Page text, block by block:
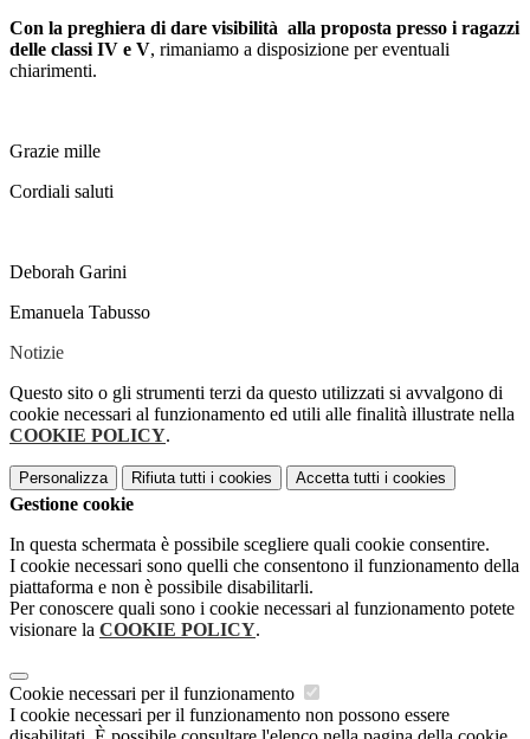
Con la preghiera di dare visibilità alla proposta presso i ragazzi
delle classi IV e V, rimaniamo a disposizione per eventuali
chiarimenti.
Grazie mille
Cordiali saluti
Deborah Garini
Emanuela Tabusso
Notizie
Questo sito o gli strumenti terzi da questo utilizzati si avvalgono di
cookie necessari al funzionamento ed utili alle finalità illustrate nella
COOKIE POLICY.
Personalizza Rifiuta tutti i cookies Accetta tutti i cookies
Gestione cookie
In questa schermata è possibile scegliere quali cookie consentire.
I cookie necessari sono quelli che consentono il funzionamento della
piattaforma e non è possibile disabilitarli.
Per conoscere quali sono i cookie necessari al funzionamento potete
visionare la COOKIE POLICY.
Cookie necessari per il funzionamento
I cookie necessari per il funzionamento non possono essere